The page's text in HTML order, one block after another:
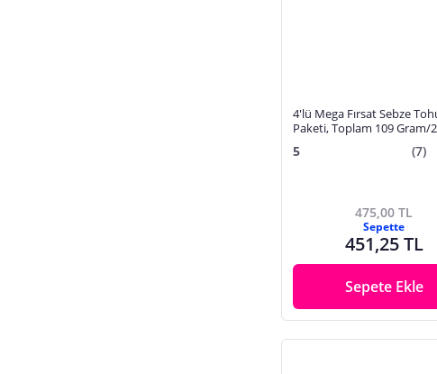
4'lü Mega Fırsat Sebze
Paketi, Toplam 109 Gram/
5 (7)
475,00 TL
Sepette
451,25 TL
Sepete Ekle